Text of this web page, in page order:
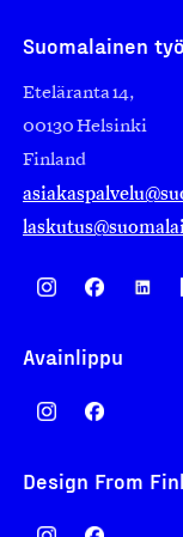
Suomalainen
Eteläranta 14,
00130 Helsinki
Finland
Avainlippu
Design From